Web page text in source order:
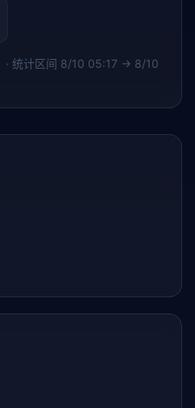
· 统计区间 8/10 05:17 → 8/10